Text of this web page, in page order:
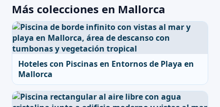
Más colecciones en Mallorca
Hoteles con Piscinas en Entornos de Playa en
Mallorca